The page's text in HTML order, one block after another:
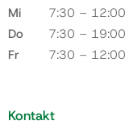
Mi
7:30 –
Do
7:30 –
Fr
7:30 –
Kontakt